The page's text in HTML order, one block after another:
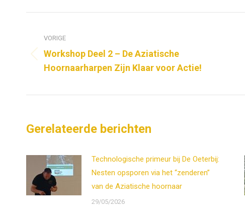
navigatie
VORIGE
Vorig
bericht
Workshop Deel 2 – De Aziatische
Hoornaarharpen Zijn Klaar voor Actie!
Gerelateerde berichten
Technologische primeur bij De Oeterbij:
Nesten opsporen via het “zenderen”
van de Aziatische hoornaar
29/05/2026